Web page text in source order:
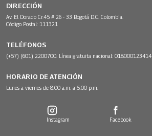
DIRECCIÓN
Av. El Dorado Cr.45 # 26 - 33 Bogotá D.C. Colombia.
Código Postal: 111321
TELÉFONOS
(+57) (601) 2200700. Línea gratuita nacional: 018000123414
HORARIO DE ATENCIÓN
Lunes a viernes de 8:00 a.m. a 5:00 p.m.
Instagram Facebook